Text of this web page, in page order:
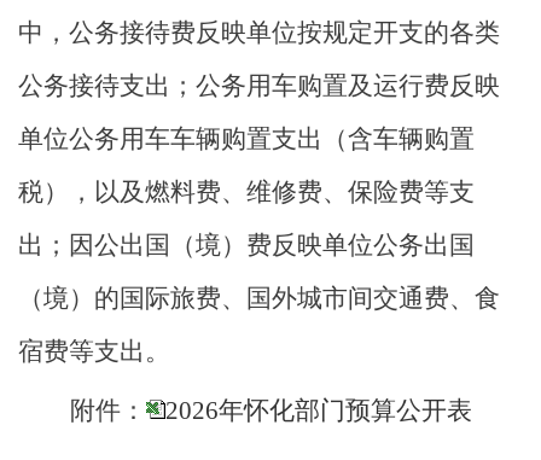
中，公务接待费反映单位按规定开支的各类
公务接待支出；公务用车购置及运行费反映
单位公务用车车辆购置支出（含车辆购置
税），以及燃料费、维修费、保险费等支
出；因公出国（境）费反映单位公务出国
（境）的国际旅费、国外城市间交通费、食
宿费等支出。
附件： 2026年怀化部门预算公开表